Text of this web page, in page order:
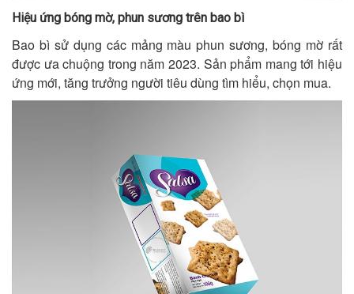
Hiệu ứng bóng mờ, phun sương trên bao bì
Bao bì sử dụng các mảng màu phun sương, bóng mờ rất
được ưa chuộng trong năm 2023. Sản phẩm mang tới hiệu
ứng mới, tăng trưởng người tiêu dùng tìm hiểu, chọn mua.